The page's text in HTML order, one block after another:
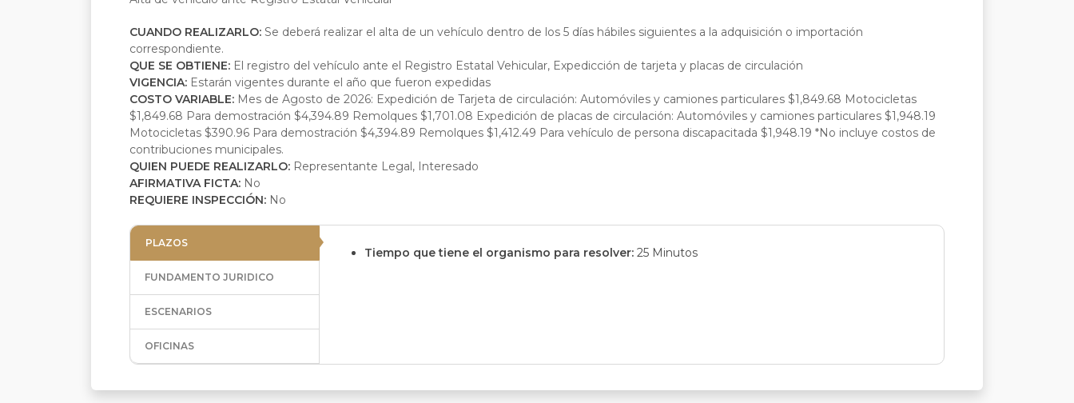
CUANDO REALIZARLO: Se deberá realizar el alta de un vehículo dentro de los 5 días hábiles siguientes a la adquisición o importación
correspondiente.
QUE SE OBTIENE: El registro del vehículo ante el Registro Estatal Vehicular, Expedicción de tarjeta y placas de circulación
VIGENCIA: Estarán vigentes durante el año que fueron expedidas
COSTO VARIABLE: Mes de Agosto de 2026: Expedición de Tarjeta de circulación: Automóviles y camiones particulares $1,849.68 Motocicletas
$1,849.68 Para demostración $4,394.89 Remolques $1,701.08 Expedición de placas de circulación: Automóviles y camiones particulares $1,948.19
Motocicletas $390.96 Para demostración $4,394.89 Remolques $1,412.49 Para vehículo de persona discapacitada $1,948.19 *No incluye costos de
contribuciones municipales.
QUIEN PUEDE REALIZARLO: Representante Legal, Interesado
AFIRMATIVA FICTA: No
REQUIERE INSPECCIÓN: No
PLAZOS
FUNDAMENTO JURIDICO
ESCENARIOS
OFICINAS
Tiempo que tiene el organismo para resolver: 25 Minutos